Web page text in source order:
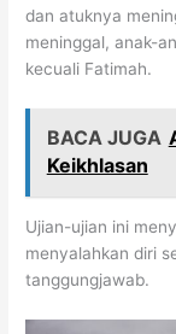
dan atuknya
meninggal, anak-
kecuali Fatimah.
BACA JUGA
Keikhlasan
Ujian-ujian ini
menyalahkan diri
tanggungjawab.